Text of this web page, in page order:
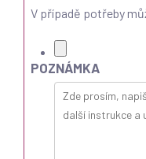
V případě potřeby
POZNÁMKA